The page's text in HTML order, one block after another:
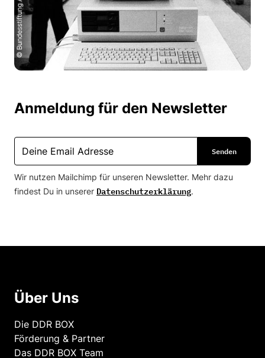
Anmeldung für den Newsletter
Wir nutzen Mailchimp für unseren Newsletter. Mehr dazu
findest Du in unserer Datenschutzerklärung.
Über Uns
Die DDR BOX
Förderung & Partner
Das DDR BOX Team